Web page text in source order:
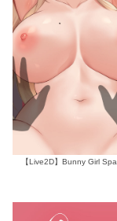
【Live2D】Bunny Girl